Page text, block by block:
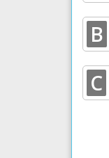
B
C